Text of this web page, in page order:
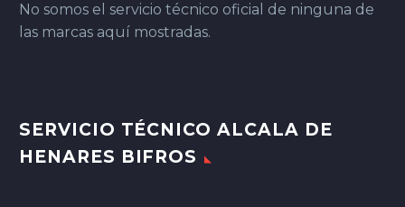
No somos el servicio técnico oficial de ninguna de
las marcas aquí mostradas.
SERVICIO TÉCNICO ALCALA DE
HENARES BIFROS